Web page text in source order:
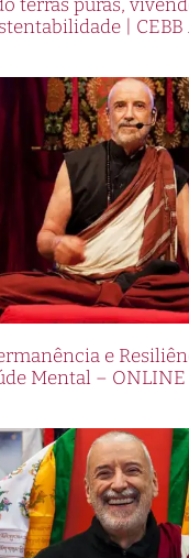
terras puras,
|
e
Mental – ONLINE